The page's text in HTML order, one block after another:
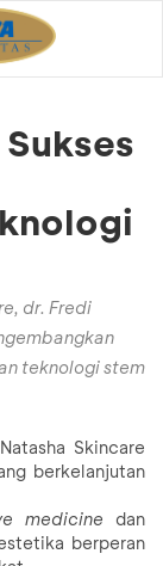
dr. Fredi
teknologi stem
Skincare
berkelanjutan
medicine dan
berperan